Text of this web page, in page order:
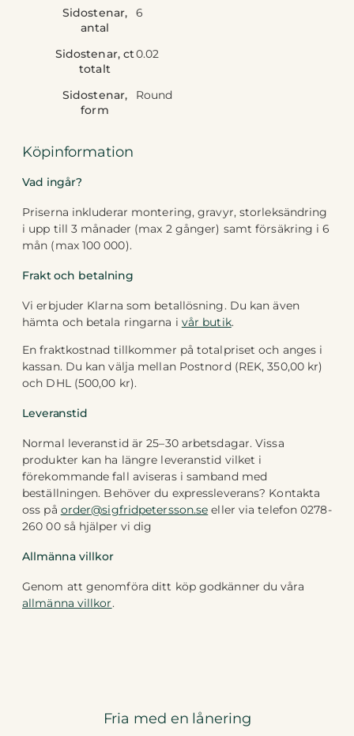
Sidostenar,
antal
6
Sidostenar, ct
totalt
0.02
Sidostenar,
form
Round
Köpinformation
Vad ingår?
Priserna inkluderar montering, gravyr, storleksändring
i upp till 3 månader (max 2 gånger) samt försäkring i 6
mån (max 100 000).
Frakt och betalning
Vi erbjuder Klarna som betallösning. Du kan även
hämta och betala ringarna i vår butik.
En fraktkostnad tillkommer på totalpriset och anges i
kassan. Du kan välja mellan Postnord (REK, 350,00 kr)
och DHL (500,00 kr).
Leveranstid
Normal leveranstid är 25–30 arbetsdagar. Vissa
produkter kan ha längre leveranstid vilket i
förekommande fall aviseras i samband med
beställningen. Behöver du expressleverans? Kontakta
oss på order@sigfridpetersson.se eller via telefon 0278-
260 00 så hjälper vi dig
Allmänna villkor
Genom att genomföra ditt köp godkänner du våra
allmänna villkor.
Fria med en lånering